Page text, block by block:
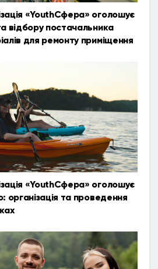
«YouthСфера» оголошує
відбору постачальника
для ремонту приміщення
«YouthСфера» оголошує
організація та проведення